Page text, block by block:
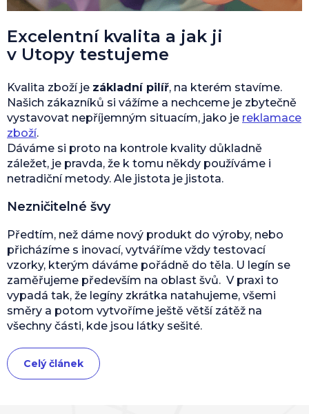
Excelentní kvalita a jak ji
v Utopy testujeme
Kvalita zboží je základní pilíř, na kterém stavíme.
Našich zákazníků si vážíme a nechceme je zbytečně
vystavovat nepříjemným situacím, jako je reklamace
zboží.
Dáváme si proto na kontrole kvality důkladně
záležet, je pravda, že k tomu někdy používáme i
netradiční metody. Ale jistota je jistota.
Nezničitelné švy
Předtím, než dáme nový produkt do výroby, nebo
přicházíme s inovací, vytváříme vždy testovací
vzorky, kterým dáváme pořádně do těla. U legín se
zaměřujeme především na oblast švů. V praxi to
vypadá tak, že legíny zkrátka natahujeme, všemi
směry a potom vytvoříme ještě větší zátěž na
všechny části, kde jsou látky sešité.
Celý článek